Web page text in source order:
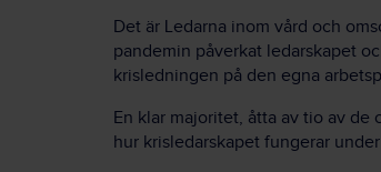
Det är Ledarna inom vård och
pandemin påverkat ledarskapet
krisledningen på den egna
En klar majoritet, åtta av tio av
hur krisledarskapet fungerar under